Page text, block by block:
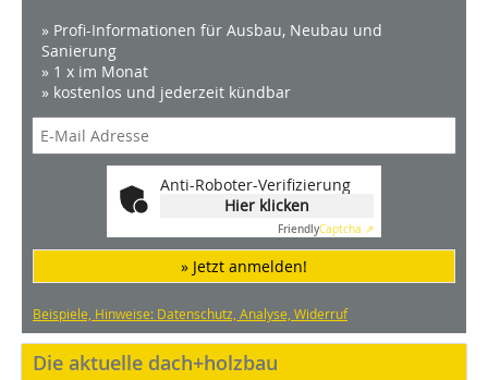
» Profi-Informationen für Ausbau, Neubau und
Sanierung
» 1 x im Monat
» kostenlos und jederzeit kündbar
Anti-Roboter-Verifizierung
Hier klicken
FriendlyCaptcha ⇗
» Jetzt anmelden!
Beispiele, Hinweise: Datenschutz, Analyse, Widerruf
Die aktuelle dach+holzbau